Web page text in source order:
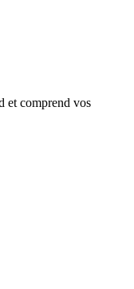
et comprend vos